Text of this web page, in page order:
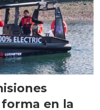
en la